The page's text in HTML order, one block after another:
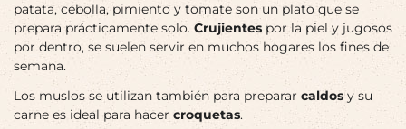
patata, cebolla, pimiento y tomate son un plato que se
prepara prácticamente solo. Crujientes por la piel y jugosos
por dentro, se suelen servir en muchos hogares los fines de
semana.
Los muslos se utilizan también para preparar caldosy su
carne es ideal para hacer croquetas.